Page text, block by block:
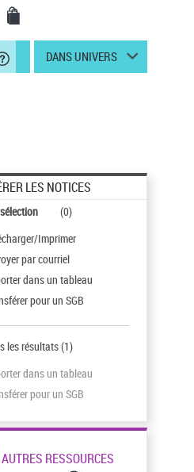
DANS UNIVERS
LES NOTICES
(0)
Imprimer
par courriel
dans un tableau
pour un SGB
les résultats(1)
dans un tableau
pour un SGB
AUTRES RESSOURCES